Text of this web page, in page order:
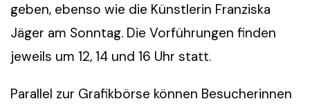
geben, ebenso wie die Künstlerin Franziska
Jäger am Sonntag. Die Vorführungen finden
jeweils um 12, 14 und 16 Uhr statt.
Parallel zur Grafikbörse können Besucherinnen